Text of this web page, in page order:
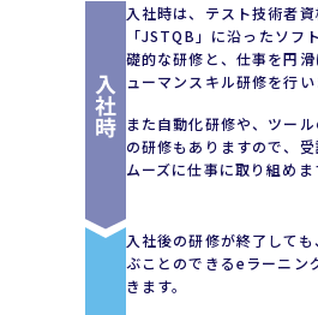
入社時は、テスト技術者資
「JSTQB」に沿ったソフ
礎的な研修と、仕事を円
ューマンスキル研修を行い
また自動化研修や、ツー
の研修もありますので、
ムーズに仕事に取り組めま
入社後の研修が終了して
ぶことのできるeラーニン
きます。